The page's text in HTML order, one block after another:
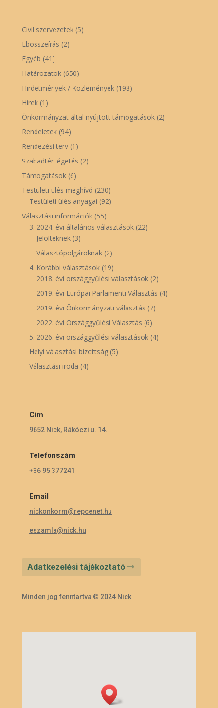
Civil szervezetek(5)
Ebösszeírás (2)
Egyéb (41)
Határozatok(650)
Hirdetmények / Közlemények(198)
Hírek(1)
Önkormányzat által nyújtott támogatások(2)
Rendeletek(94)
Rendezési terv(1)
Szabadtéri égetés (2)
Támogatások(6)
Testületi ülés meghívó (230)
Testületi ülés anyagai (92)
Választási információk(55)
3. 2024. évi általános választások(22)
Jelölteknek(3)
Választópolgároknak(2)
4. Korábbi választások(19)
2018. évi országgyűlési választások(2)
2019. évi Európai Parlamenti Választás (4)
2019. évi Önkormányzati választás (7)
2022. évi Országgyűlési Választás (6)
5. 2026. évi országgyűlési választások(4)
Helyi választási bizottság(5)
Választási iroda (4)
Cím
9652 Nick, Rákóczi u. 14.
Telefonszám
+36 95 377241
Email
nickonkorm@repcenet.hu
eszamla@nick.hu
Adatkezelési tájékoztató
Minden jog fenntartva © 2024 Nick